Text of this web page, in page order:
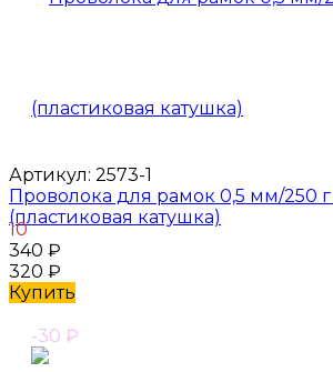
Артикул: 2573-1
Проволока для рамок 0,5 мм/250
(пластиковая катушка)
10
340 ₽
320 ₽
Купить
-30 ₽